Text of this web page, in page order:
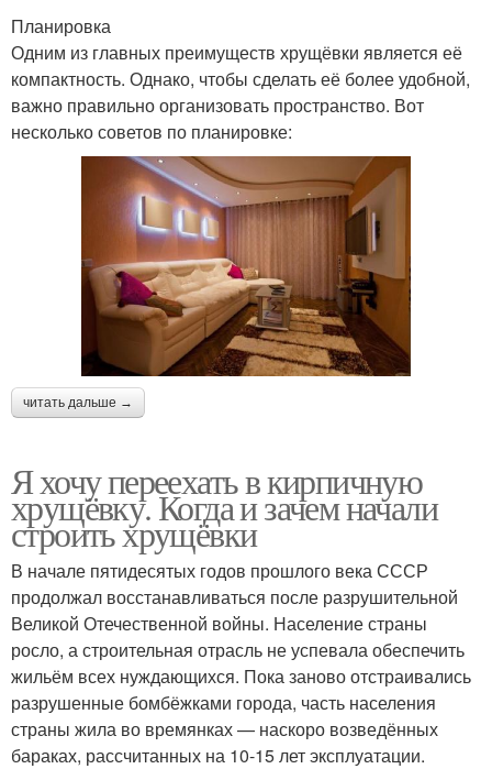
Планировка
Одним из главных преимуществ хрущёвки является её
компактность. Однако, чтобы сделать её более удобной,
важно правильно организовать пространство. Вот
несколько советов по планировке:
читать дальше →
Я хочу переехать в кирпичную
хрущёвку. Когда и зачем начали
строить хрущёвки
В начале пятидесятых годов прошлого века СССР
продолжал восстанавливаться после разрушительной
Великой Отечественной войны. Население страны
росло, а строительная отрасль не успевала обеспечить
жильём всех нуждающихся. Пока заново отстраивались
разрушенные бомбёжками города, часть населения
страны жила во времянках — наскоро возведённых
бараках, рассчитанных на 10-15 лет эксплуатации.